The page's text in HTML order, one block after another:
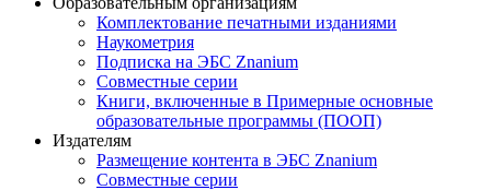
Комплектование печатными изданиями
Наукометрия
Подписка на ЭБС Znanium
Совместные серии
Книги, включенные в Примерные основные
образовательные программы (ПООП)
Издателям
Размещение контента в ЭБС Znanium
Совместные серии